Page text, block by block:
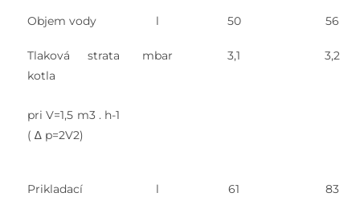
Objem vody l 50 56
Tlaková strata
kotla
pri V=1,5 m3 . h-1
( ∆ p=2V2)
mbar 3,1 3,2
Prikladací
l 61 83